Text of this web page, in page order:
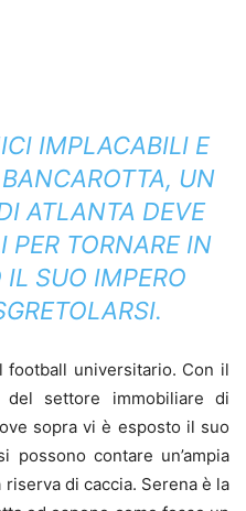
IMPLACABILI E
UN
ATLANTA DEVE
PER TORNARE IN
SUO IMPERO
universitario. Con il
settore immobiliare di
sopra vi è esposto il suo
contare un’ampia
di caccia. Serena è la